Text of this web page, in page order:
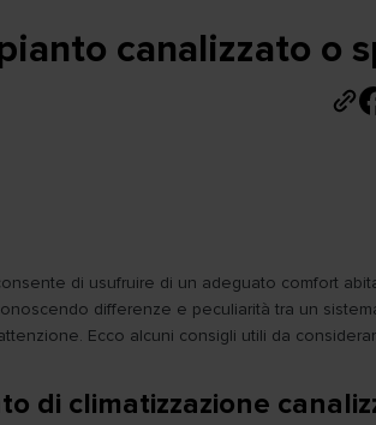
canalizzato o
di usufruire di un adeguato comfort
differenze e peculiarità tra un
Ecco alcuni consigli utili da
di climatizzazione